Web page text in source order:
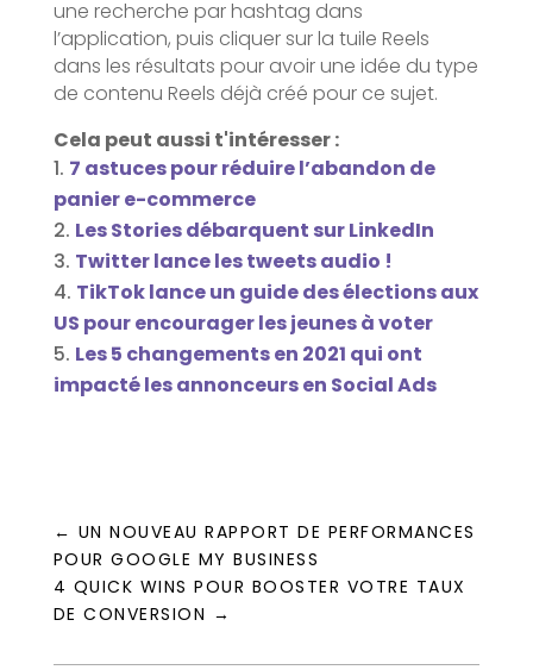
une recherche par hashtag dans
l’application, puis cliquer sur la tuile Reels
dans les résultats pour avoir une idée du type
de contenu Reels déjà créé pour ce sujet.
Cela peut aussi t'intéresser :
7 astuces pour réduire l’abandon de
panier e-commerce
Les Stories débarquent sur LinkedIn
Twitter lance les tweets audio !
TikTok lance un guide des élections aux
US pour encourager les jeunes à voter
Les 5 changements en 2021 qui ont
impacté les annonceurs en Social Ads
← UN NOUVEAU RAPPORT DE PERFORMANCES
POUR GOOGLE MY BUSINESS
4 QUICK WINS POUR BOOSTER VOTRE TAUX
DE CONVERSION →